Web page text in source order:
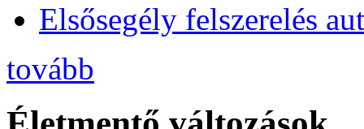
Elsősegély felszerelés
tovább